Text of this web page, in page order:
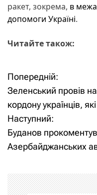
ракет, зокрема, в
допомоги Україні.
Читайте також:
Н
а
в
і
а
Попередній:
Зеленський провів
кордону українців,
Наступний:
Буданов
Азербайджанських